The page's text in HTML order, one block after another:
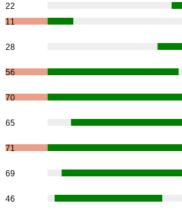
22
11
28
56
70
65
71
69
46